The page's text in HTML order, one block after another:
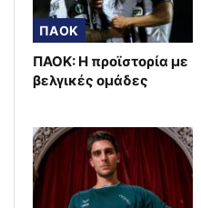
ΠΑΟΚ
ΠΑΟΚ: Η προϊστορία με
βελγικές ομάδες